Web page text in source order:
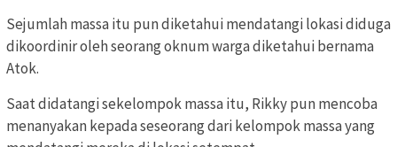
Sejumlah massa itu pun diketahui mendatangi lokasi diduga
dikoordinir oleh seorang oknum warga diketahui bernama
Atok.
Saat didatangi sekelompok massa itu, Rikky pun mencoba
menanyakan kepada seseorang dari kelompok massa yang